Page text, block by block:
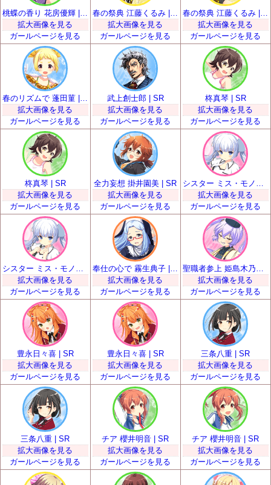
拡大画像を見る
ガールページを見る
春の祭典 江藤くるみ | SR
拡大画像を見る
ガールページを見る
春の祭典 江藤くるみ | SR
拡大画像を見る
ガールページを見る
拡大画像を見る
ガールページを見る
武上創士郎 | SR
拡大画像を見る
ガールページを見る
柊真琴 | SR
拡大画像を見る
ガールページを見る
柊真琴 | SR
拡大画像を見る
ガールページを見る
全力妄想 掛井園美 | SR
拡大画像を見る
ガールページを見る
拡大画像を見る
ガールページを見る
拡大画像を見る
ガールページを見る
奉仕の心で 霧生典子 | SR
拡大画像を見る
ガールページを見る
拡大画像を見る
ガールページを見る
豊永日々喜 | SR
拡大画像を見る
ガールページを見る
豊永日々喜 | SR
拡大画像を見る
ガールページを見る
三条八重 | SR
拡大画像を見る
ガールページを見る
三条八重 | SR
拡大画像を見る
ガールページを見る
チア 櫻井明音 | SR
拡大画像を見る
ガールページを見る
チア 櫻井明音 | SR
拡大画像を見る
ガールページを見る